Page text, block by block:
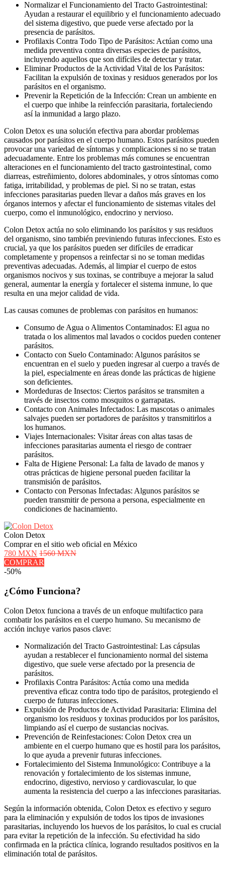
Normalizar el Funcionamiento del Tracto Gastrointestinal:
Ayudan a restaurar el equilibrio y el funcionamiento adecuado
del sistema digestivo, que puede verse afectado por la
presencia de parásitos.
Profilaxis Contra Todo Tipo de Parásitos: Actúan como una
medida preventiva contra diversas especies de parásitos,
incluyendo aquellos que son difíciles de detectar y tratar.
Eliminar Productos de la Actividad Vital de los Parásitos:
Facilitan la expulsión de toxinas y residuos generados por los
parásitos en el organismo.
Prevenir la Repetición de la Infección: Crean un ambiente en
el cuerpo que inhibe la reinfección parasitaria, fortaleciendo
así la inmunidad a largo plazo.
Colon Detox es una solución efectiva para abordar problemas
causados por parásitos en el cuerpo humano. Estos parásitos pueden
provocar una variedad de síntomas y complicaciones si no se tratan
adecuadamente. Entre los problemas más comunes se encuentran
alteraciones en el funcionamiento del tracto gastrointestinal, como
diarreas, estreñimiento, dolores abdominales, y otros síntomas como
fatiga, irritabilidad, y problemas de piel. Si no se tratan, estas
infecciones parasitarias pueden llevar a daños más graves en los
órganos internos y afectar el funcionamiento de sistemas vitales del
cuerpo, como el inmunológico, endocrino y nervioso.
Colon Detox actúa no solo eliminando los parásitos y sus residuos
del organismo, sino también previniendo futuras infecciones. Esto es
crucial, ya que los parásitos pueden ser difíciles de erradicar
completamente y propensos a reinfectar si no se toman medidas
preventivas adecuadas. Además, al limpiar el cuerpo de estos
organismos nocivos y sus toxinas, se contribuye a mejorar la salud
general, aumentar la energía y fortalecer el sistema inmune, lo que
resulta en una mejor calidad de vida.
Las causas comunes de problemas con parásitos en humanos:
Consumo de Agua o Alimentos Contaminados: El agua no
tratada o los alimentos mal lavados o cocidos pueden contener
parásitos.
Contacto con Suelo Contaminado: Algunos parásitos se
encuentran en el suelo y pueden ingresar al cuerpo a través de
la piel, especialmente en áreas donde las prácticas de higiene
son deficientes.
Mordeduras de Insectos: Ciertos parásitos se transmiten a
través de insectos como mosquitos o garrapatas.
Contacto con Animales Infectados: Las mascotas o animales
salvajes pueden ser portadores de parásitos y transmitirlos a
los humanos.
Viajes Internacionales: Visitar áreas con altas tasas de
infecciones parasitarias aumenta el riesgo de contraer
parásitos.
Falta de Higiene Personal: La falta de lavado de manos y
otras prácticas de higiene personal pueden facilitar la
transmisión de parásitos.
Contacto con Personas Infectadas: Algunos parásitos se
pueden transmitir de persona a persona, especialmente en
condiciones de hacinamiento.
Colon Detox
Comprar en el sitio web oficial en México
780 MXN 1560 MXN
COMPRAR
-50%
¿Cómo Funciona?
Colon Detox funciona a través de un enfoque multifactico para
combatir los parásitos en el cuerpo humano. Su mecanismo de
acción incluye varios pasos clave:
Normalización del Tracto Gastrointestinal: Las cápsulas
ayudan a restablecer el funcionamiento normal del sistema
digestivo, que suele verse afectado por la presencia de
parásitos.
Profilaxis Contra Parásitos: Actúa como una medida
preventiva eficaz contra todo tipo de parásitos, protegiendo el
cuerpo de futuras infecciones.
Expulsión de Productos de Actividad Parasitaria: Elimina del
organismo los residuos y toxinas producidos por los parásitos,
limpiando así el cuerpo de sustancias nocivas.
Prevención de Reinfestaciones: Colon Detox crea un
ambiente en el cuerpo humano que es hostil para los parásitos,
lo que ayuda a prevenir futuras infecciones.
Fortalecimiento del Sistema Inmunológico: Contribuye a la
renovación y fortalecimiento de los sistemas inmune,
endocrino, digestivo, nervioso y cardiovascular, lo que
aumenta la resistencia del cuerpo a las infecciones parasitarias.
Según la información obtenida, Colon Detox es efectivo y seguro
para la eliminación y expulsión de todos los tipos de invasiones
parasitarias, incluyendo los huevos de los parásitos, lo cual es crucial
para evitar la repetición de la infección. Su efectividad ha sido
confirmada en la práctica clínica, logrando resultados positivos en la
eliminación total de parásitos.